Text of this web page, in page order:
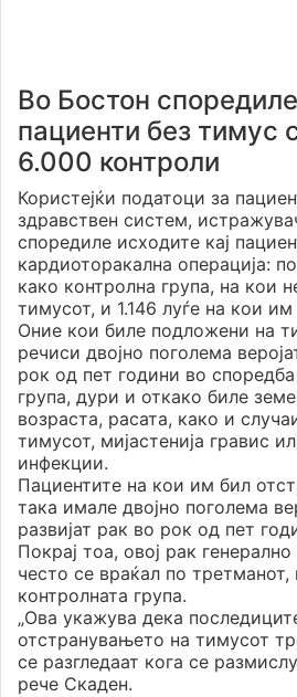
Во Бостон
пациенти без тимус
6.000 контроли
Користејќи податоци за
здравствен систем,
споредиле исходите кај
кардиоторакална операција:
како контролна група, на кои
тимусот, и 1.146 луѓе на кои
Оние кои биле подложени на
речиси двојно поголема
рок од пет години во
група, дури и откако биле
возраста, расата, како и
тимусот, мијастенија гравис
инфекции.
Пациентите на кои им бил
така имале двојно поголема
развијат рак во рок од пет
Покрај тоа, овој рак
често се враќал по
контролната група.
„Ова укажува дека
отстранувањето на тимусот
се разгледаат кога се
рече Скаден.